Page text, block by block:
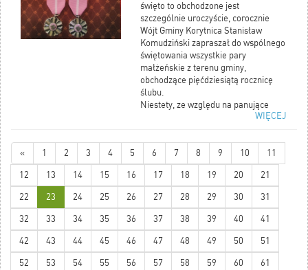
maja. Do czasu poprawy sytuacji
epidemicznej rachmistrzowie będą
pracować wyłącznie z
wykorzystaniem telefonu. Na terenie
województwa mazowieckiego
przewidziano wsparcie 2,5 tys.
rachmistrzów spisowych.
Więcej informacji w rozwinięciu
wiadomości.
święto to obchodzone jest
szczególnie uroczyście, corocznie
Wójt Gminy Korytnica Stanisław
Komudziński zapraszał do wspólnego
świętowania wszystkie pary
małżeńskie z terenu gminy,
obchodzące pięćdziesiątą rocznicę
ślubu.
Niestety, ze względu na panujące
obostrzenia sanitarne pary, które
mogły wspólnie celebrować Złotych
Godów.
Medale za Długoletnie
Pożycie Małżeńskie,życzenia i słodki
upominek małżonkowie otrzymali
podczas indywidualnych spotkań.
rozwinięciu wiadomości.
WIĘCEJ
« 1 2 3 4 5 6 7 8 9 10 11
12 13 14 15 16 17 18 19 20 21
22 23 24 25 26 27 28 29 30 31
32 33 34 35 36 37 38 39 40 41
42 43 44 45 46 47 48 49 50 51
52 53 54 55 56 57 58 59 60 61